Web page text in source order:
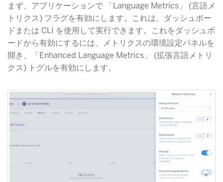
まず、アプリケーションで 「Language Metrics」 (言語メ
トリクス) フラグを有効にします。これは、ダッシュボー
ドまたは CLI を使用して実行できます。これをダッシュボ
ードから有効にするには、メトリクスの環境設定パネルを
開き、「Enhanced Language Metrics」 (拡張言語メトリ
クス) トグルを有効にします。